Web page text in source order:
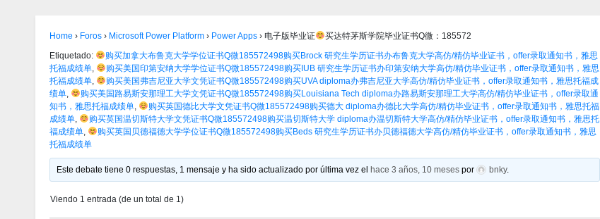
Home › Foros › Microsoft Power Platform › Power Apps › 电子版毕业证
买达特茅斯学院毕业证书Q微：185572
Etiquetado:
购买加拿大布鲁克大学学位证书Q微185572498购买Brock 研究生学历证书办布鲁克大学高仿/精仿毕业证书，offer录取通知书，雅思
托福成绩单
购买美国印第安纳大学学位证书Q微185572498购买IUB 研究生学历证书办印第安纳大学高仿/精仿毕业证书，offer录取通知书，雅思
托福成绩单
购买美国弗吉尼亚大学文凭证书Q微185572498购买UVA diploma办弗吉尼亚大学高仿/精仿毕业证书，offer录取通知书，雅思托福成
绩单
购买美国路易斯安那理工大学文凭证书Q微185572498购买Louisiana Tech diploma办路易斯安那理工大学高仿/精仿毕业证书，offer录取通
知书，雅思托福成绩单
购买英国德比大学文凭证书Q微185572498购买德大 diploma办德比大学高仿/精仿毕业证书，offer录取通知书，雅思托福
成绩单
购买英国温切斯特大学文凭证书Q微185572498购买温切斯特大学 diploma办温切斯特大学高仿/精仿毕业证书，offer录取通知书，雅思托
福成绩单
购买英国贝德福德大学学位证书Q微185572498购买Beds 研究生学历证书办贝德福德大学高仿/精仿毕业证书，offer录取通知书，雅思
托福成绩单
Este debate tiene 0 respuestas, 1 mensaje y ha sido actualizado por última vez elhace 3 años, 10 meses por bnky.
Viendo 1 entrada (de un total de 1)